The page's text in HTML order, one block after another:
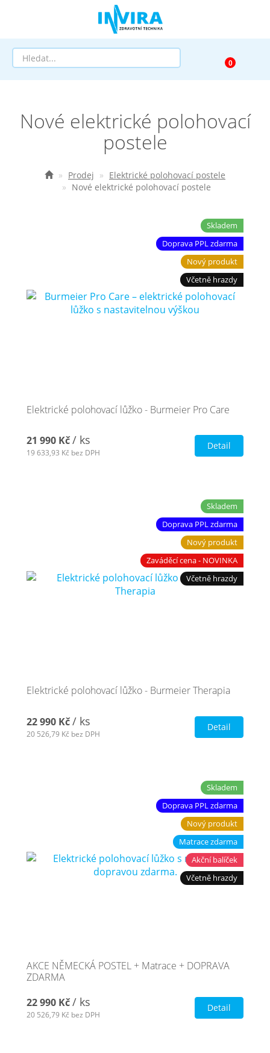
Půjčovna
Pomůcky dle zaměření
Pomůcky dle diagnózy
Nejčastější otázky
Nové elektrické polohovací
postele
Prodej
Elektrické polohovací postele
Nové elektrické polohovací postele
Skladem
Doprava PPL zdarma
Nový produkt
Včetně hrazdy
Elektrické polohovací lůžko - Burmeier Pro Care
21 990 Kč/ ks
19 633,93 Kč bez DPH
Detail
Skladem
Doprava PPL zdarma
Nový produkt
Zaváděcí cena - NOVINKA
Včetně hrazdy
Elektrické polohovací lůžko - Burmeier Therapia
22 990 Kč/ ks
20 526,79 Kč bez DPH
Detail
Skladem
Doprava PPL zdarma
Nový produkt
Matrace zdarma
Akční balíček
Včetně hrazdy
AKCE NĚMECKÁ POSTEL + Matrace + DOPRAVA
ZDARMA
22 990 Kč/ ks
20 526,79 Kč bez DPH
Detail